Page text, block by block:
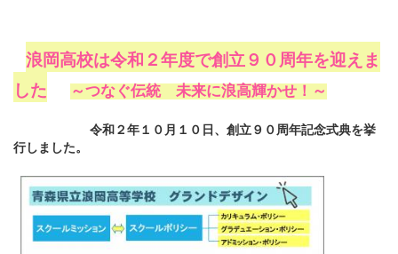
浪岡高校は令和２年度で創立９０周年を迎えま
した
～つなぐ伝統 未来に浪高輝かせ！～
令和２年１０月１０日、創立９０周年記念式典を挙
行しました。